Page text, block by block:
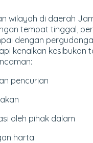
wilayah di daerah
tempat tinggal,
dengan
kenaikan kesibukan
pencurian
oleh pihak dalam
harta